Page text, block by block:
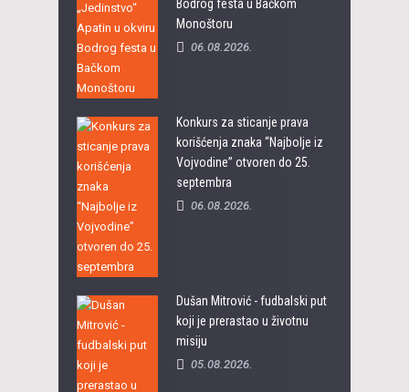
Bodrog festa u Bačkom
Monoštoru
06.08.2026.
Konkurs za sticanje prava
korišćenja znaka “Najbolje iz
Vojvodine” otvoren do 25.
septembra
06.08.2026.
Dušan Mitrović - fudbalski put
koji je prerastao u životnu
misiju
05.08.2026.